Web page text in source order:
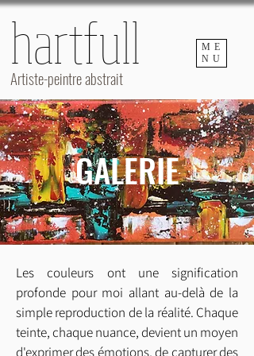
ME
NU
hartfull
hartfull
Artiste-peintre abstrait
GALERIE
Les couleurs ont une signification
profonde pour moi allant au-delà de la
simple reproduction de la réalité. Chaque
teinte, chaque nuance, devient un moyen
d'exprimer des émotions, de capturer des